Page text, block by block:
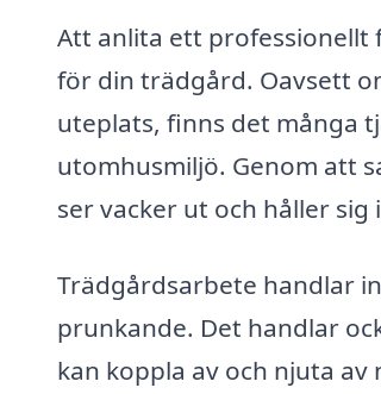
Att anlita ett professionellt
för din trädgård. Oavsett
uteplats, finns det många
utomhusmiljö. Genom att
ser vacker ut och håller sig
Trädgårdsarbete handlar
prunkande. Det handlar
kan koppla av och njuta